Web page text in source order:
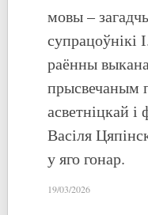
мовы –
супрацоўнікі
раённы
прысвечаным
асветніцкай і
Васіля
у яго гонар.
19/03/2026